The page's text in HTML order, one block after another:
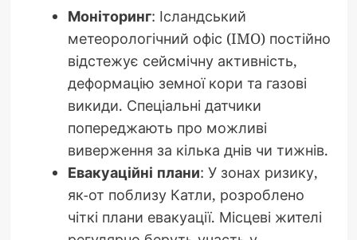
Моніторинг: Ісландський
метеорологічний офіс (IMO) постійно
відстежує сейсмічну активність,
деформацію земної кори та газові
викиди. Спеціальні датчики
попереджають про можливі
виверження за кілька днів чи тижнів.
Евакуаційні плани: У зонах ризику,
як-от поблизу Катли, розроблено
чіткі плани евакуації. Місцеві жителі